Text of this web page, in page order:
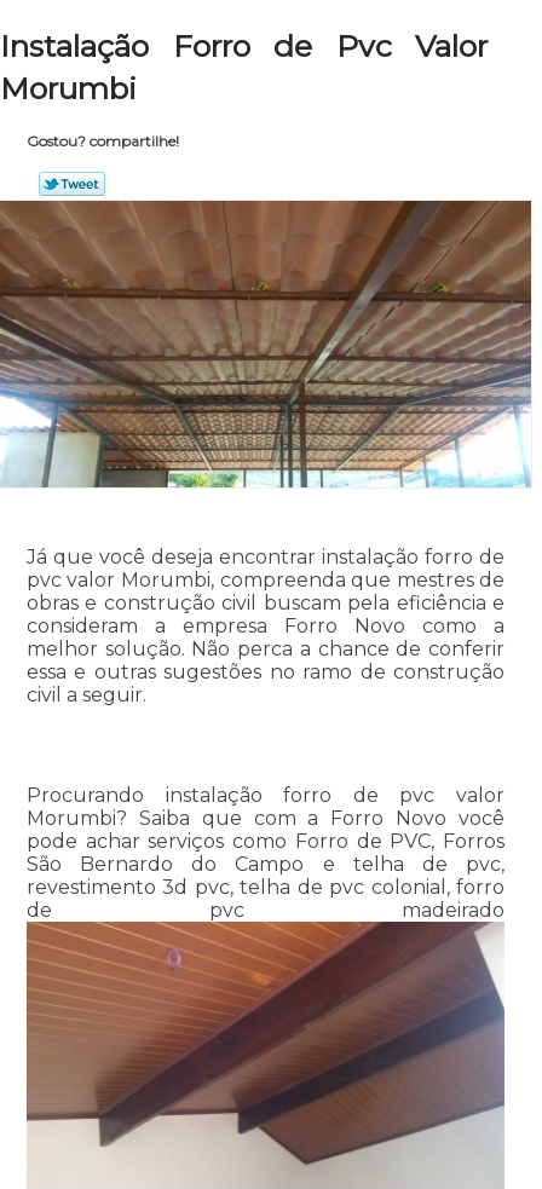
Instalação Forro de Pvc Valor
Morumbi
Gostou? compartilhe!
Já que você deseja encontrar instalação forro de
pvc valor Morumbi, compreenda que mestres de
obras e construção civil buscam pela eficiência e
consideram a empresa Forro Novo como a
melhor solução. Não perca a chance de conferir
essa e outras sugestões no ramo de construção
civil a seguir.
Procurando instalação forro de pvc valor
Morumbi? Saiba que com a Forro Novo você
pode achar serviços como Forro de PVC, Forros
São Bernardo do Campo e telha de pvc,
revestimento 3d pvc, telha de pvc colonial, forro
de pvc madeirado